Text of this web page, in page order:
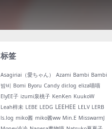
标签
Asagiriai（愛ちゃん） Azami Bambi Bambi
밤비 Bomi Byoru Candy dir.log eliza喵喵
ElyEE子 izumi泉桃子 KenKen KuukoW
Leah梓未 LEBE LEDG LEEHEE LELV LERB
ls.log miko酱 miko酱ww Min.E MisswarmJ